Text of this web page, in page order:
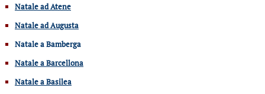
Natale ad Atene
Natale ad Augusta
Natale a Bamberga
Natale a Barcellona
Natale a Basilea